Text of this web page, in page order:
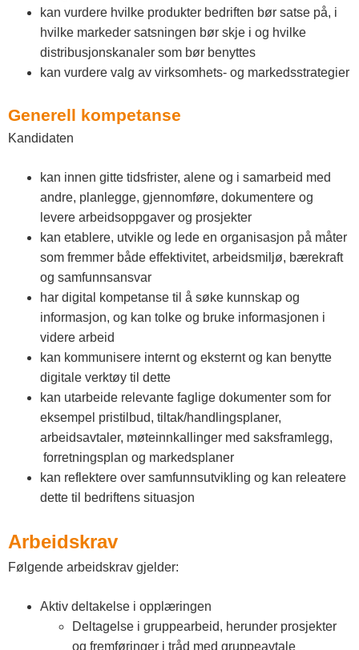
kan vurdere hvilke produkter bedriften bør satse på, i
hvilke markeder satsningen bør skje i og hvilke
distribusjonskanaler som bør benyttes
kan vurdere valg av virksomhets- og markedsstrategier
Generell kompetanse
Kandidaten
kan innen gitte tidsfrister, alene og i samarbeid med
andre, planlegge, gjennomføre, dokumentere og
levere arbeidsoppgaver og prosjekter
kan etablere, utvikle og lede en organisasjon på måter
som fremmer både effektivitet, arbeidsmiljø, bærekraft
og samfunnsansvar
har digital kompetanse til å søke kunnskap og
informasjon, og kan tolke og bruke informasjonen i
videre arbeid
kan kommunisere internt og eksternt og kan benytte
digitale verktøy til dette
kan utarbeide relevante faglige dokumenter som for
eksempel pristilbud, tiltak/handlingsplaner,
arbeidsavtaler, møteinnkallinger med saksframlegg,
forretningsplan og markedsplaner
kan reflektere over samfunnsutvikling og kan releatere
dette til bedriftens situasjon
Arbeidskrav
Følgende arbeidskrav gjelder:
Aktiv deltakelse i opplæringen
Deltagelse i gruppearbeid, herunder prosjekter
og fremføringer i tråd med gruppeavtale